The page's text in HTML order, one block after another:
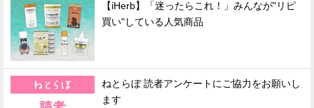
【iHerb】「迷ったらこれ！」みんなが"リピ
買い"している人気商品
ねとらぼ 読者アンケートにご協力をお願いし
ます